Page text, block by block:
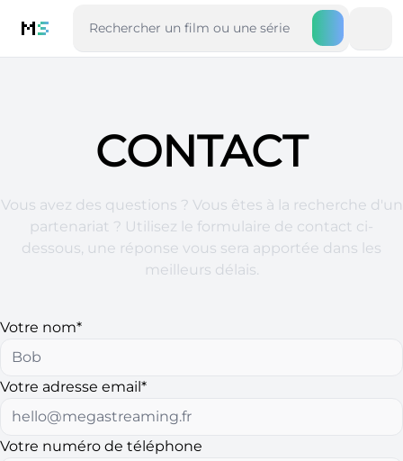
MS
CONTACT
Vous avez des questions ? Vous êtes à la recherche d'un
partenariat ? Utilisez le formulaire de contact ci-
dessous, une réponse vous sera apportée dans les
meilleurs délais.
Votre nom*
Votre adresse email*
Votre numéro de téléphone